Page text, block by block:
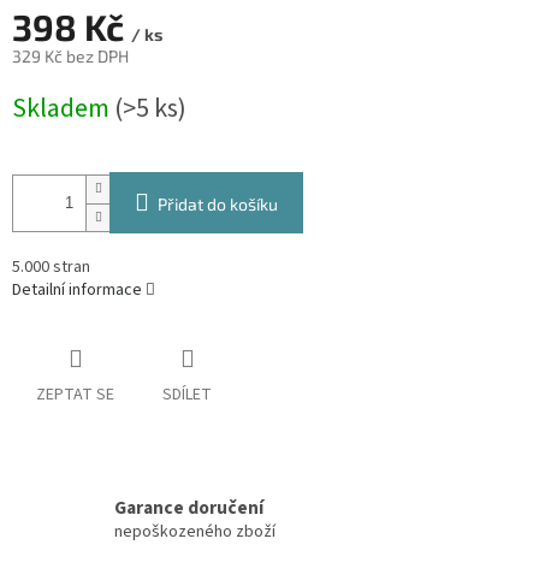
398 Kč / ks
329 Kč bez DPH
cena:
Skladem (>5 ks)
Přidat do košíku
5.000 stran
Detailní informace
ZEPTAT SE SDÍLET
Garance doručení
nepoškozeného zboží